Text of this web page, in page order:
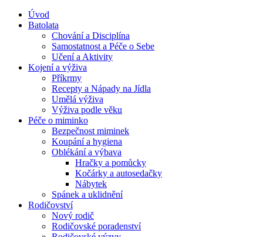
Úvod
Batolata
Chování a Disciplína
Samostatnost a Péče o Sebe
Učení a Aktivity
Kojení a výživa
Příkrmy
Recepty a Nápady na Jídla
Umělá výživa
Výživa podle věku
Péče o miminko
Bezpečnost miminek
Koupání a hygiena
Oblékání a výbava
Hračky a pomůcky
Kočárky a autosedačky
Nábytek
Spánek a uklidnění
Rodičovství
Nový rodič
Rodičovské poradenství